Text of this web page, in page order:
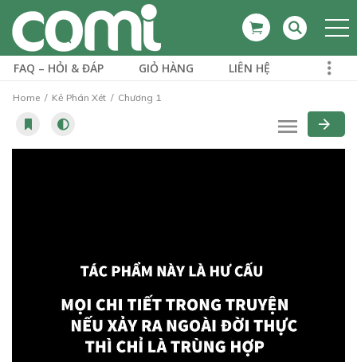
FAQ – HỎI & ĐÁP GIỎ HÀNG LIÊN HỆ
Home Kẻ Phán Xét Chương 1